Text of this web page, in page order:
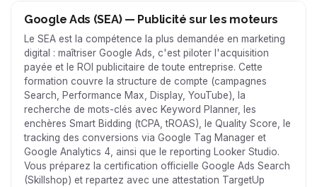
Google Ads (SEA) — Publicité sur les moteurs
Le SEA est la compétence la plus demandée en marketing
digital : maîtriser Google Ads, c'est piloter l'acquisition
payée et le ROI publicitaire de toute entreprise. Cette
formation couvre la structure de compte (campagnes
Search, Performance Max, Display, YouTube), la
recherche de mots-clés avec Keyword Planner, les
enchères Smart Bidding (tCPA, tROAS), le Quality Score, le
tracking des conversions via Google Tag Manager et
Google Analytics 4, ainsi que le reporting Looker Studio.
Vous préparez la certification officielle Google Ads Search
(Skillshop) et repartez avec une attestation TargetUp